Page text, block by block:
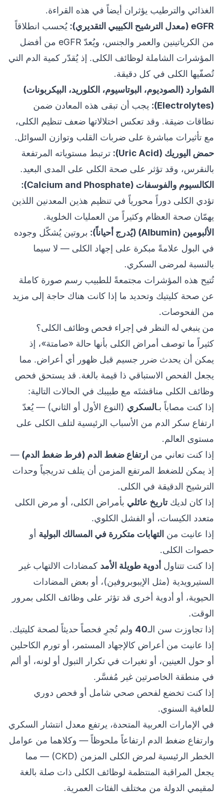
الغذائي والترطيب يؤثران أيضاً في هذه القراءة.
eGFR (معدل الترشيح الكبيبي التقديري):
يُحسب انطلاقاً
من الكرياتينين والعمر والجنس، ويُعدّ eGFR من أفضل
المؤشرات الشاملة لوظائف الكلى. إذ يُقدّر كمية الدم التي
تُصفّيها الكلى في كل دقيقة.
الشوارد (الصوديوم، البوتاسيوم، الكلوريد، البيكربونات)
(Electrolytes):
يجب أن تبقى هذه المعادن ضمن
نطاقات ضيقة. وقد تعكس اختلالاتها ضعف تنظيم الكلى،
مع تأثيرات مباشرة على ضربات القلب وتوازن السوائل.
حمض اليوريك (Uric Acid):
ترتبط مستوياته المرتفعة
بالنقرس، وقد تؤثر على صحة الكلى على المدى البعيد.
الكالسيوم والفوسفات (Calcium and Phosphate):
تؤدي الكلى دوراً محورياً في تنظيم هذين المعدنين اللذين
يهمّان صحة العظام وكثيراً من العمليات الخلوية.
الألبومين (Albumin) (يُدرج أحياناً):
بروتين يُشكّل وجوده
في البول علامةً مبكرة على إجهاد الكلى — لا سيما
بالنسبة لمرضى السكري.
تُتيح هذه المؤشرات مجتمعةً للطبيب رسم صورة كاملة
عن صحة كليتيك وتحديد ما إذا كانت هناك حاجة إلى مزيد
من الفحوصات.
من ينبغي له النظر في إجراء فحص وظائف الكلى؟
كثيراً ما توصف أمراض الكلى بأنها حالة «صامتة»، إذ
يمكن أن يحدث ضرر جسيم قبل ظهور أي أعراض. مما
يجعل الفحص الاستباقي ذا قيمة بالغة. قد يستحق فحص
وظائف الكلى مناقشتَه مع طبيبك في الحالات التالية:
إذا كنت مصاباً بـالسكري (النوع الأول أو الثاني) — يُعدّ
ارتفاع سكر الدم من الأسباب الرئيسية لتلف الكلى على
مستوى العالم.
إذا كنت تعاني من ارتفاع ضغط الدم (فرط ضغط الدم) —
إذ يمكن للضغط المرتفع المزمن أن يتلف تدريجياً وحدات
الترشيح الدقيقة في الكلى.
إذا كان لديكتاريخ عائلي بأمراض الكلى، أو مرض الكلى
متعدد الكيسات، أو الفشل الكلوي.
إذا عانيت من التهابات متكررة في المسالك البولية أو
حصوات الكلى.
إذا كنت تتناول أدوية طويلة الأمد كمضادات الالتهاب غير
الستيرويدية (مثل الإيبوبروفين)، أو بعض المضادات
الحيوية، أو أدوية أخرى قد تؤثر على وظائف الكلى بمرور
الوقت.
إذا تجاوزت سن الـ40 ولم تُجرِ فحصاً حديثاً لصحة كليتيك.
إذا عانيت من أعراض كالإجهاد المستمر، أو تورم الكاحلين
أو حول العينين، أو تغيرات في تكرار التبول أو لونه، أو ألم
في منطقة الخاصرتين غير مُفسَّر.
إذا كنت تخضع لفحص صحي شامل أو فحص دوري
للعافية السنوي.
في الإمارات العربية المتحدة، يرتفع معدل انتشار السكري
وارتفاع ضغط الدم ارتفاعاً ملحوظاً — وكلاهما من عوامل
الخطر الرئيسية لمرض الكلى المزمن (CKD) — مما
يجعل المراقبة المنتظمة لوظائف الكلى ذات صلة بالغة
لمقيمي الدولة من مختلف الفئات العمرية.